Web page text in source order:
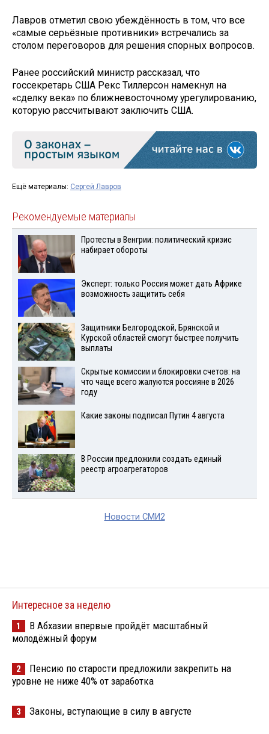
Лавров отметил свою убеждённость в том, что все
«самые серьёзные противники» встречались за
столом переговоров для решения спорных вопросов.
Ранее российский министр рассказал, что
госсекретарь США Рекс Тиллерсон намекнул на
«сделку века» по ближневосточному урегулированию,
которую рассчитывают заключить США.
Ещё материалы: Сергей Лавров
Рекомендуемые материалы
Протесты в Венгрии: политический кризис
набирает обороты
Эксперт: только Россия может дать Африке
возможность защитить себя
Защитники Белгородской, Брянской и
Курской областей смогут быстрее получить
выплаты
Скрытые комиссии и блокировки счетов: на
что чаще всего жалуются россияне в 2026
году
Какие законы подписал Путин 4 августа
В России предложили создать единый
реестр агроагрегаторов
Новости СМИ2
Интересное за неделю
1
В Абхазии впервые пройдёт масштабный
молодёжный форум
2
Пенсию по старости предложили закрепить на
уровне не ниже 40% от заработка
3 Законы, вступающие в силу в августе